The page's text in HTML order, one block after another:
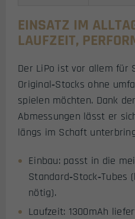
EINSATZ IM
LAUFZEIT,
Der LiPo ist vor allem für
Original‑Stocks ohne
spielen möchten. Dank
Abmessungen lässt er
längs im Schaft
Einbau: passt in die
Standard‑Stock‑Tubes
nötig).
Laufzeit: 1300mAh